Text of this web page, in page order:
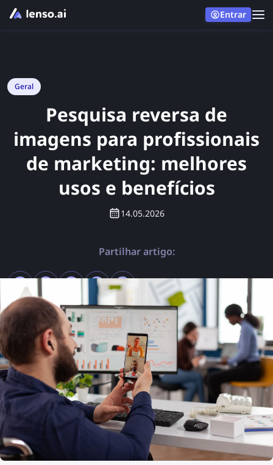
Entrar
Geral
Pesquisa reversa de
imagens para profissionais
de marketing: melhores
usos e benefícios
14.05.2026
Partilhar artigo: